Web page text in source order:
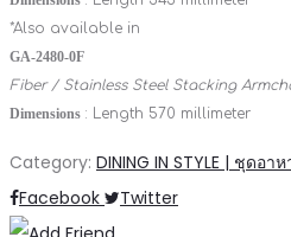
*Also available in
GA-2480-0F
Fiber / Stainless Steel Stacking
Dimensions : Length 570 millimeter
Category: DINING IN STYLE | ชุดอาห
Share
Facebook Twitter